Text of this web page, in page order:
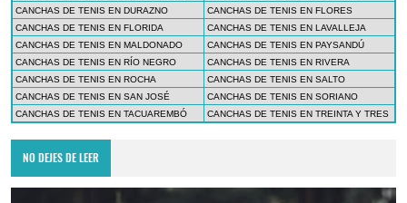
CANCHAS DE TENIS EN DURAZNO
CANCHAS DE TENIS EN FLORES
CANCHAS DE TENIS EN FLORIDA
CANCHAS DE TENIS EN LAVALLEJA
CANCHAS DE TENIS EN MALDONADO
CANCHAS DE TENIS EN PAYSANDÚ
CANCHAS DE TENIS EN RÍO NEGRO
CANCHAS DE TENIS EN RIVERA
CANCHAS DE TENIS EN ROCHA
CANCHAS DE TENIS EN SALTO
CANCHAS DE TENIS EN SAN JOSÉ
CANCHAS DE TENIS EN SORIANO
CANCHAS DE TENIS EN TACUAREMBÓ
CANCHAS DE TENIS EN TREINTA Y TRES
NO DEJES DE LEER